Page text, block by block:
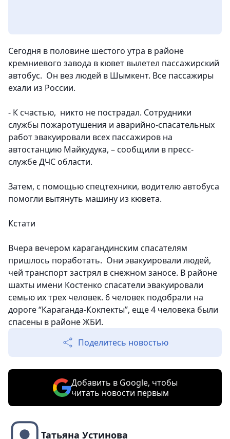
Сегодня в половине шестого утра в районе
кремниевого завода в кювет вылетел пассажирский
автобус. Он вез людей в Шымкент. Все пассажиры
ехали из России.
- К счастью, никто не пострадал. Сотрудники
службы пожаротушения и аварийно-спасательных
работ эвакуировали всех пассажиров на
автостанцию Майкудука, – сообщили в пресс-
службе ДЧС области.
Затем, с помощью спецтехники, водителю автобуса
помогли вытянуть машину из кювета.
Кстати
Вчера вечером карагандинским спасателям
пришлось поработать. Они эвакуировали людей,
чей транспорт застрял в снежном заносе. В районе
шахты имени Костенко спасатели эвакуировали
семью их трех человек. 6 человек подобрали на
дороге “Караганда-Кокпекты”, еще 4 человека были
спасены в районе ЖБИ.
Поделитесь новостью
Добавить в Google, чтобы
читать новости первым
Татьяна Устинова